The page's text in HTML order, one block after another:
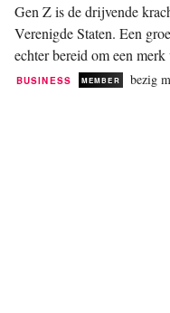
Gen Z is de drijvende
Verenigde Staten. Een
echter bereid om een
slechte ervaring met
BUSINESS MEMBER bezig